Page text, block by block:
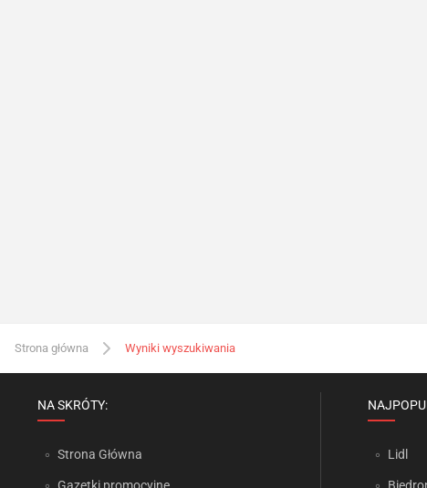
Strona główna Wyniki wyszukiwania
NA SKRÓTY:
Strona Główna Lidl